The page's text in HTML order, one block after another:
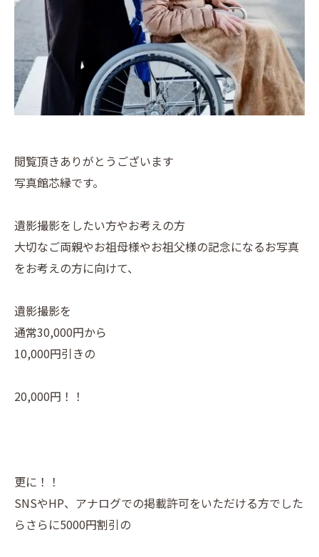
閲覧頂きありがとうございます
写真館芯縁です。
遺影撮影をしたい方やお考えの方
大切なご両親やお祖母様やお祖父様の記念になるお写真
をお考えの方に向けて、
遺影撮影を
通常30,000円から
10,000円引きの
20,000円！！
更に！！
SNSやHP、アナログでの掲載許可をいただける方でした
らさらに5000円割引の